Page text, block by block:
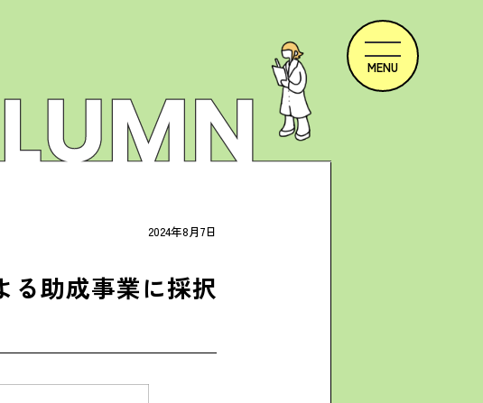
2024年8月7日
る助成事業に採択